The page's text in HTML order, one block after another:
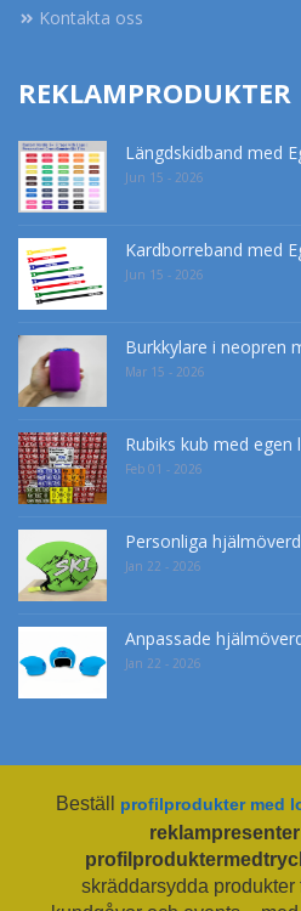
Kontakta oss
REKLAMPRODUKTER
Längdskidband med
Jun 15 - 2026
Kardborreband med
Jun 15 - 2026
Burkkylare i neopren
Mar 15 - 2026
Rubiks kub med
Feb 01 - 2026
Personliga
Jan 22 - 2026
Anpassade
Jan 22 - 2026
Beställ profilprodukter med
reklampresenter
skräddarsydda produkter